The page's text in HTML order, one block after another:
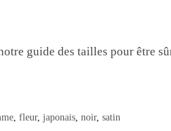
guide des tailles pour être
, fleur, japonais, noir, satin